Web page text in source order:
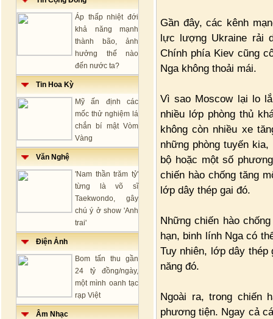
Áp thấp nhiệt đới
khả năng mạnh
thành bão, ảnh
hưởng thế nào
đến nước ta?
Tin Hoa Kỳ
Mỹ ấn định các
mốc thử nghiệm lá
chắn bí mật Vòm
Vàng
Văn Nghệ
'Nam thần trăm tỷ'
từng là võ sĩ
Taekwondo, gây
chú ý ở show 'Anh
trai'
Điện Ảnh
Bom tấn thu gần
24 tỷ đồng/ngày,
một mình oanh tạc
rạp Việt
Âm Nhạc
Gần đây, các kênh
lực lượng Ukraine rải
Chính phía Kiev cũng
Nga không thoải mái.
Vì sao Moscow lại lo
nhiều lớp phòng thủ
không còn nhiều xe
những phòng tuyến
bộ hoặc một số
chiến hào chống tăng
lớp dây thép gai đó.
Những chiến hào
hạn, binh lính Nga có
Tuy nhiên, lớp dây thép
năng đó.
Ngoài ra, trong chiến
phương tiện. Ngay cả